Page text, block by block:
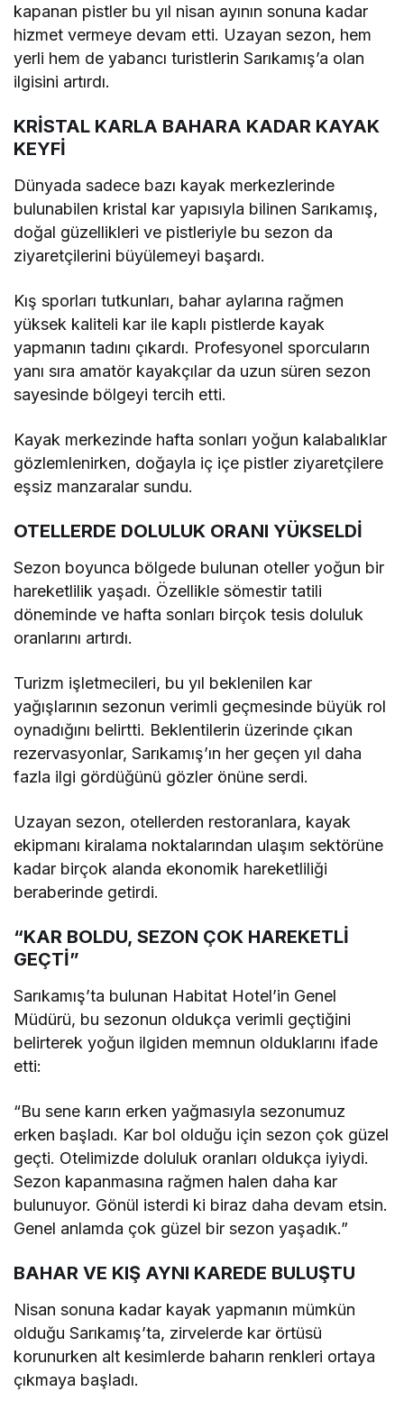
kapanan pistler bu yıl nisan ayının sonuna kadar
hizmet vermeye devam etti. Uzayan sezon, hem
yerli hem de yabancı turistlerin Sarıkamış’a olan
ilgisini artırdı.
KRİSTAL KARLA BAHARA KADAR KAYAK
KEYFİ
Dünyada sadece bazı kayak merkezlerinde
bulunabilen kristal kar yapısıyla bilinen Sarıkamış,
doğal güzellikleri ve pistleriyle bu sezon da
ziyaretçilerini büyülemeyi başardı.
Kış sporları tutkunları, bahar aylarına rağmen
yüksek kaliteli kar ile kaplı pistlerde kayak
yapmanın tadını çıkardı. Profesyonel sporcuların
yanı sıra amatör kayakçılar da uzun süren sezon
sayesinde bölgeyi tercih etti.
Kayak merkezinde hafta sonları yoğun kalabalıklar
gözlemlenirken, doğayla iç içe pistler ziyaretçilere
eşsiz manzaralar sundu.
OTELLERDE DOLULUK ORANI YÜKSELDİ
Sezon boyunca bölgede bulunan oteller yoğun bir
hareketlilik yaşadı. Özellikle sömestir tatili
döneminde ve hafta sonları birçok tesis doluluk
oranlarını artırdı.
Turizm işletmecileri, bu yıl beklenilen kar
yağışlarının sezonun verimli geçmesinde büyük rol
oynadığını belirtti. Beklentilerin üzerinde çıkan
rezervasyonlar, Sarıkamış’ın her geçen yıl daha
fazla ilgi gördüğünü gözler önüne serdi.
Uzayan sezon, otellerden restoranlara, kayak
ekipmanı kiralama noktalarından ulaşım sektörüne
kadar birçok alanda ekonomik hareketliliği
beraberinde getirdi.
“KAR BOLDU, SEZON ÇOK HAREKETLİ
GEÇTİ”
Sarıkamış’ta bulunan Habitat Hotel’in Genel
Müdürü, bu sezonun oldukça verimli geçtiğini
belirterek yoğun ilgiden memnun olduklarını ifade
etti:
“Bu sene karın erken yağmasıyla sezonumuz
erken başladı. Kar bol olduğu için sezon çok güzel
geçti. Otelimizde doluluk oranları oldukça iyiydi.
Sezon kapanmasına rağmen halen daha kar
bulunuyor. Gönül isterdi ki biraz daha devam etsin.
Genel anlamda çok güzel bir sezon yaşadık.”
BAHAR VE KIŞ AYNI KAREDE BULUŞTU
Nisan sonuna kadar kayak yapmanın mümkün
olduğu Sarıkamış’ta, zirvelerde kar örtüsü
korunurken alt kesimlerde baharın renkleri ortaya
çıkmaya başladı.